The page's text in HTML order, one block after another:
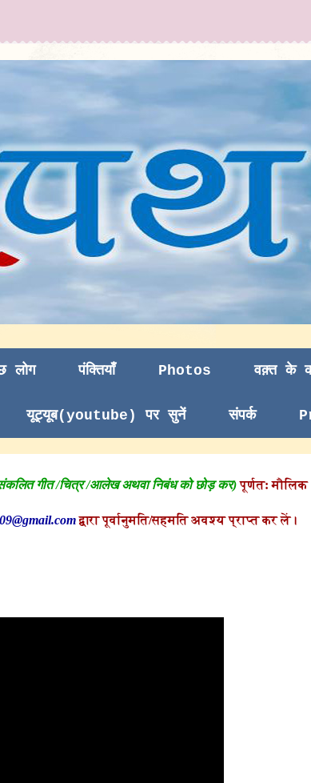
लोग पंक्तियाँ Photos वक़्त के
यूट्यूब(youtube) पर सुनें संपर्क
गीत /चित्र /आलेख अथवा निबंध को छोड़ कर) पूर्णत: मौलिक
द्वारा पूर्वानुमति/सहमति अवश्य प्राप्त कर लें।